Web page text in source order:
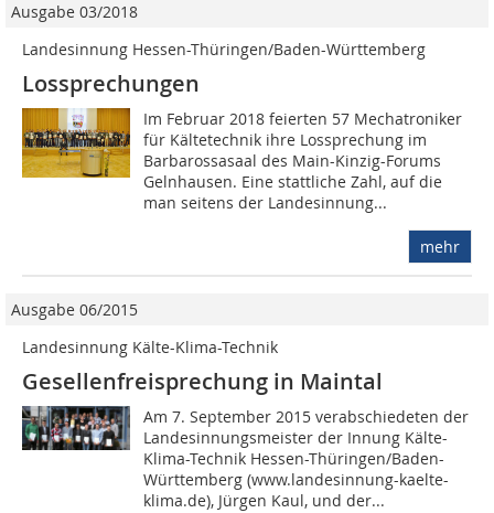
Ausgabe 03/2018
Landesinnung Hessen-Thüringen/Baden-Württemberg
Lossprechungen
Im Februar 2018 feierten 57 Mechatroniker
für Kältetechnik ihre Lossprechung im
Barbarossasaal des Main-Kinzig-Forums
Gelnhausen. Eine stattliche Zahl, auf die
man seitens der Landesinnung...
mehr
Ausgabe 06/2015
Landesinnung Kälte-Klima-Technik
Gesellenfreisprechung in Maintal
Am 7. September 2015 verabschiedeten der
Landesinnungsmeister der Innung Kälte-
Klima-Technik Hessen-Thüringen/Baden-
Württemberg (www.landesinnung-kaelte-
klima.de), Jürgen Kaul, und der...